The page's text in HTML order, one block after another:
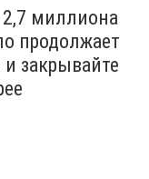
2,7 миллиона
продолжает
закрывайте